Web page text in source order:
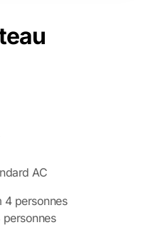
AC
4 personnes